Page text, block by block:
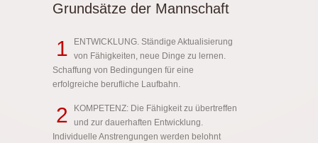
Grundsätze der Mannschaft
1
ENTWICKLUNG. Ständige Aktualisierung
von Fähigkeiten, neue Dinge zu lernen.
Schaffung von Bedingungen für eine
erfolgreiche berufliche Laufbahn.
2
KOMPETENZ: Die Fähigkeit zu übertreffen
und zur dauerhaften Entwicklung.
Individuelle Anstrengungen werden belohnt